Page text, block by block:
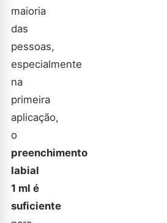
maioria
das
pessoas,
especialmente
na
primeira
aplicação,
o
preenchimento
labial
1 ml é
suficiente